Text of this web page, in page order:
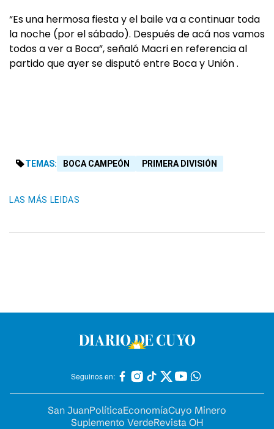
“Es una hermosa fiesta y el baile va a continuar toda
la noche (por el sábado). Después de acá nos vamos
todos a ver a Boca”, señaló Macri en referencia al
partido que ayer se disputó entre Boca y Unión .
TEMAS: BOCA CAMPEÓN PRIMERA DIVISIÓN
LAS MÁS LEIDAS
Seguinos en:
San JuanPolíticaEconomíaCuyo Minero
Suplemento VerdeRevista OH